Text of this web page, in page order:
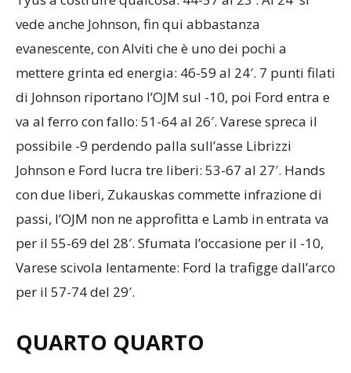
vede anche Johnson, fin qui abbastanza
evanescente, con Alviti che è uno dei pochi a
mettere grinta ed energia: 46-59 al 24′. 7 punti filati
di Johnson riportano l’OJM sul -10, poi Ford entra e
va al ferro con fallo: 51-64 al 26′. Varese spreca il
possibile -9 perdendo palla sull’asse Librizzi
Johnson e Ford lucra tre liberi: 53-67 al 27′. Hands
con due liberi, Zukauskas commette infrazione di
passi, l’OJM non ne approfitta e Lamb in entrata va
per il 55-69 del 28′. Sfumata l’occasione per il -10,
Varese scivola lentamente: Ford la trafigge dall’arco
per il 57-74 del 29′.
QUARTO QUARTO